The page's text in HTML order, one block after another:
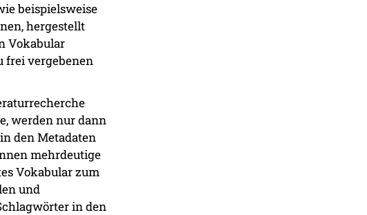
beispielsweise
hergestellt
Vokabular
frei vergebenen
werden nur dann
den Metadaten
mehrdeutige
Vokabular zum
und
in den